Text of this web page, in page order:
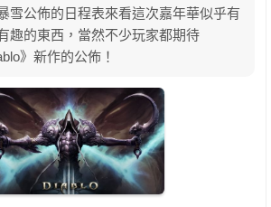
雪公佈的日程表來看這次嘉年華似乎有
趣的東西，當然不少玩家都期待
》新作的公佈！